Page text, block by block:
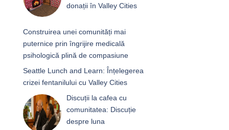
donații în Valley Cities
Construirea unei comunități mai
puternice prin îngrijire medicală
psihologică plină de compasiune
Seattle Lunch and Learn: Înțelegerea
crizei fentanilului cu Valley Cities
Discuții la cafea cu
comunitatea: Discuție
despre luna